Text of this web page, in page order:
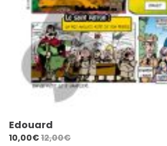
Edouard
10,00€12,00€